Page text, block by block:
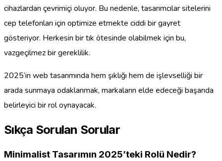
cihazlardan çevrimiçi oluyor. Bu nedenle, tasarımcılar sitelerini
cep telefonları için optimize etmekte ciddi bir gayret
gösteriyor. Herkesin bir tık ötesinde olabilmek için bu,
vazgeçilmez bir gereklilik.
2025’in web tasarımında hem şıklığı hem de işlevselliği bir
arada sunmaya odaklanmak, markaların elde edeceği başarıda
belirleyici bir rol oynayacak.
Sıkça Sorulan Sorular
Minimalist Tasarımın 2025’teki Rolü Nedir?